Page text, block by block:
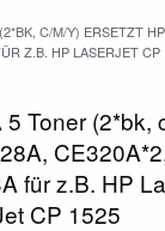
C/M/Y) ERSETZT
Z.B. HP LASERJET
Toner (2*bk,
für z.B. HP
CP 1525